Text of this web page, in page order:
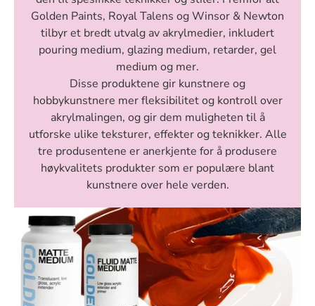
Golden Paints, Royal Talens og Winsor & Newton
tilbyr et bredt utvalg av akrylmedier, inkludert
pouring medium, glazing medium, retarder, gel
medium og mer.
Disse produktene gir kunstnere og
hobbykunstnere mer fleksibilitet og kontroll over
akrylmalingen, og gir dem muligheten til å
utforske ulike teksturer, effekter og teknikker. Alle
tre produsentene er anerkjente for å produsere
høykvalitets produkter som er populære blant
kunstnere over hele verden.